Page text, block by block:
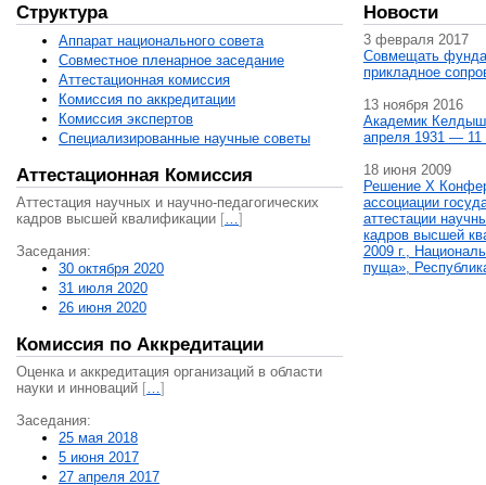
Структура
Аппарат национального совета
Совместное пленарное заседание
Аттестационная комисcия
Комиссия по аккредитации
Комиссия экспертов
Специализированные научные советы
Аттестационная Комиссия
Аттестация научных и научно-педагогических
кадров высшей квалификации […]
Заседания:
30 октября 2020
31 июля 2020
26 июня 2020
Комиссия по Аккредитации
Оценка и аккредитация организаций в области
науки и инноваций […]
Заседания:
25 мая 2018
5 июня 2017
27 апреля 2017
Новости
3 февраля 2017
Совмещать
прикладное
13 ноября 2016
Академик
апреля 1931 — 11
18 июня 2009
Решение X
ассоциации
аттестации
кадров высшей
2009 г.,
пуща»,